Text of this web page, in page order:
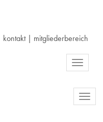
kontakt| mitgliederbereich
Toggle